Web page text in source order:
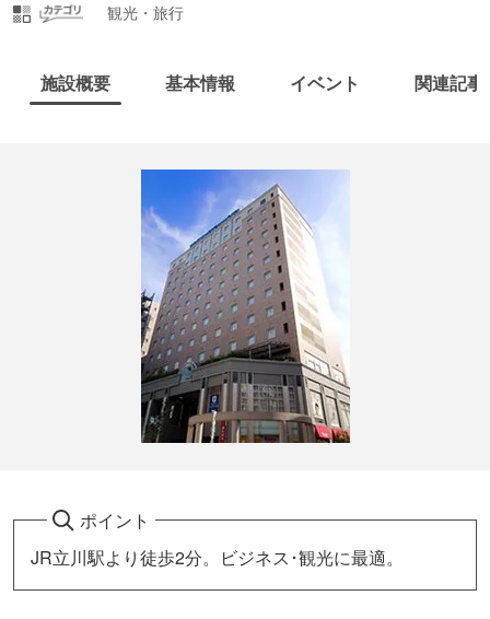
観光・旅行
施設概要 基本情報 イベント 関連記事
ポイント
JR立川駅より徒歩2分。ビジネス･観光に最適。